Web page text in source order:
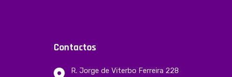
Contactos
R. Jorge de Viterbo Ferreira 228